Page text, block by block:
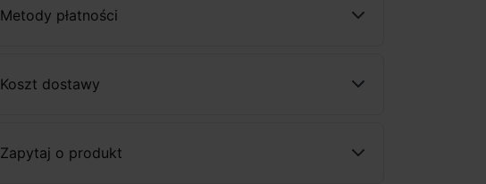
Metody płatności
Koszt dostawy
Zapytaj o produkt